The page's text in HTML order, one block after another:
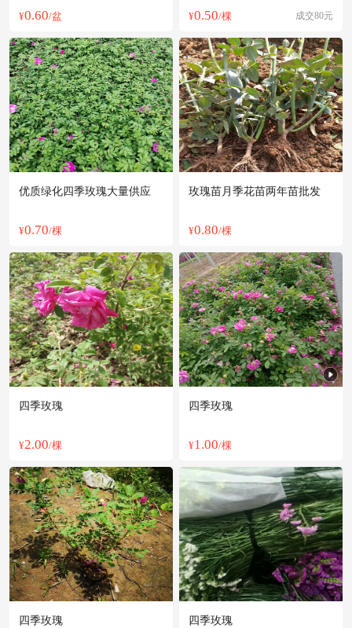
¥0.60/盆 ¥0.50/棵 成交80元
优质绿化四季玫瑰大量供应
¥0.70/棵
玫瑰苗月季花苗两年苗批发
¥0.80/棵
四季玫瑰
¥2.00/棵
四季玫瑰
¥1.00/棵
四季玫瑰 四季玫瑰